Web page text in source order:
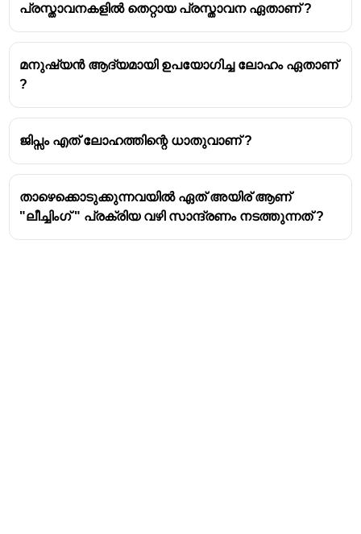
പ്രസ്താവനകളിൽ തെറ്റായ പ്രസ്താവന ഏതാണ് ?
മനുഷ്യൻ ആദ്യമായി ഉപയോഗിച്ച ലോഹം ഏതാണ്
?
ജിപ്സം എത് ലോഹത്തിന്റെ ധാതുവാണ് ?
താഴെക്കൊടുക്കുന്നവയിൽ ഏത് അയിര് ആണ്
"ലീച്ചിംഗ് " പ്രക്രിയ വഴി സാന്ദ്രണം നടത്തുന്നത് ?